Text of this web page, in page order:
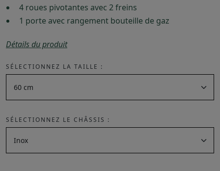
4 roues pivotantes avec 2 freins
1 porte avec rangement bouteille de gaz
Détails du produit
SÉLECTIONNEZ LA TAILLE :
SÉLECTIONNEZ LE CHÂSSIS :